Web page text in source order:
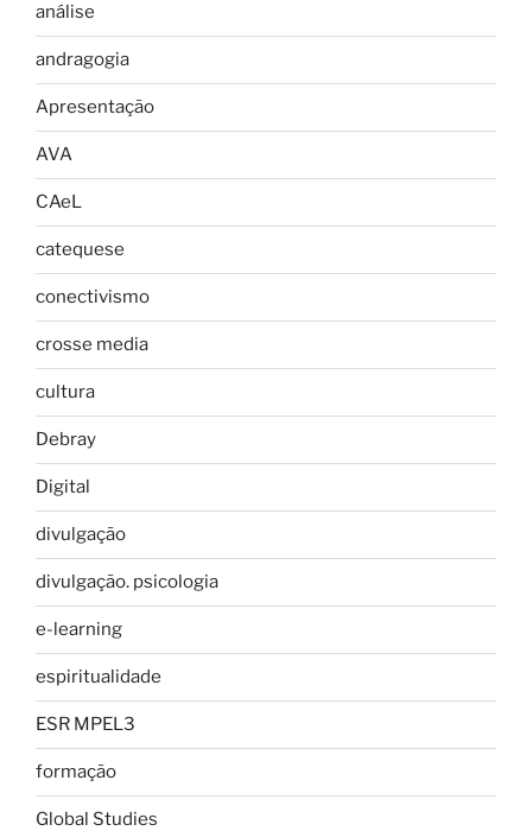
análise
andragogia
Apresentação
AVA
CAeL
catequese
conectivismo
crosse media
cultura
Debray
Digital
divulgação
divulgação. psicologia
e-learning
espiritualidade
ESR MPEL3
formação
Global Studies